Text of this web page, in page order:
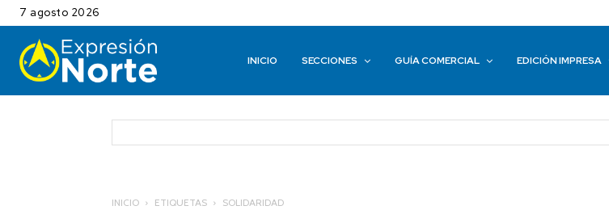
7 agosto 2026
INICIO SECCIONES GUÍA COMERCIAL EDICIÓN IMPRESA
INICIO ETIQUETAS SOLIDARIDAD